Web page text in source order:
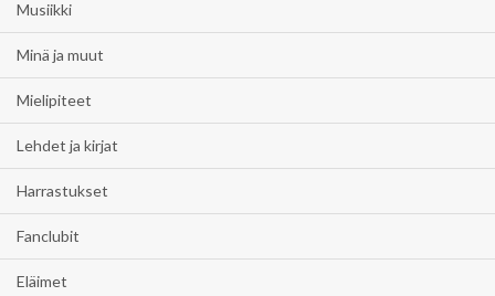
Musiikki
Minä ja muut
Mielipiteet
Lehdet ja kirjat
Harrastukset
Fanclubit
Eläimet